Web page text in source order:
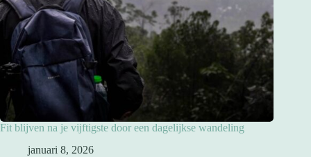
Fit blijven na je vijftigste door een dagelijkse wandeling
januari 8, 2026